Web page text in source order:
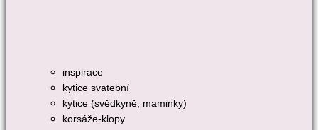
inspirace
kytice svatební
kytice (svědkyně, maminky)
korsáže-klopy